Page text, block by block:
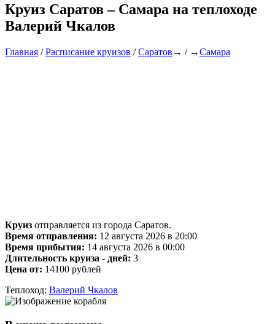
Круиз Саратов – Самара на теплоходе
Валерий Чкалов
Главная /Расписание круизов /Саратов → / →Самара
Круиз отправляется из города Саратов.
Время отправления: 12 августа 2026 в 20:00
Время прибытия: 14 августа 2026 в 00:00
Длительность круиза - дней: 3
Цена от: 14100 рублей
Теплоход: Валерий Чкалов